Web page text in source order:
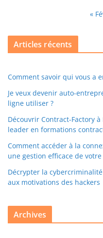
«
Articles récents
Comment savoir qui vous a
Je veux devenir auto-
ligne utiliser ?
Découvrir Contract-Factory
leader en formations
Comment accéder à la
une gestion efficace de
Décrypter la
aux motivations des hackers
Archives